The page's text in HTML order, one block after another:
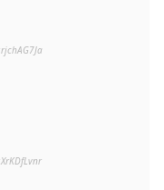
rjchAG7Ja
XrKDfLvnr